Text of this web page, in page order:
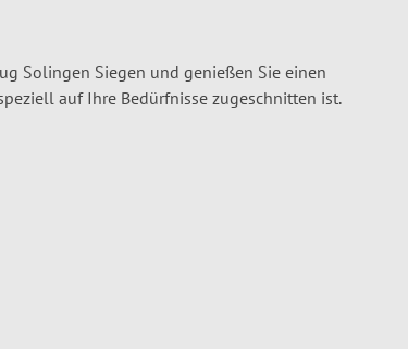
Solingen Siegen und genießen Sie einen
auf Ihre Bedürfnisse zugeschnitten ist.